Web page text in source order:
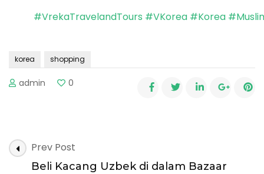
#VrekaTravelandTours #VKorea #Korea
korea shopping
admin 0
Post
Navigation
Prev Post
Beli Kacang Uzbek di dalam Bazaar